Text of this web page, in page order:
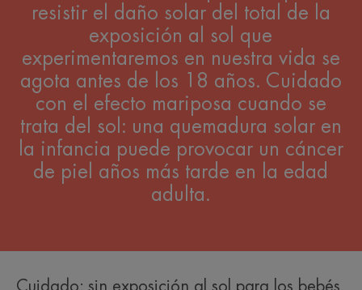
resistir el daño solar del total de la
exposición al sol que
experimentaremos en nuestra vida se
agota antes de los 18 años. Cuidado
con el efecto mariposa cuando se
trata del sol: una quemadura solar en
la infancia puede provocar un cáncer
de piel años más tarde en la edad
adulta.
Cuidado: sin exposición al sol para los bebés